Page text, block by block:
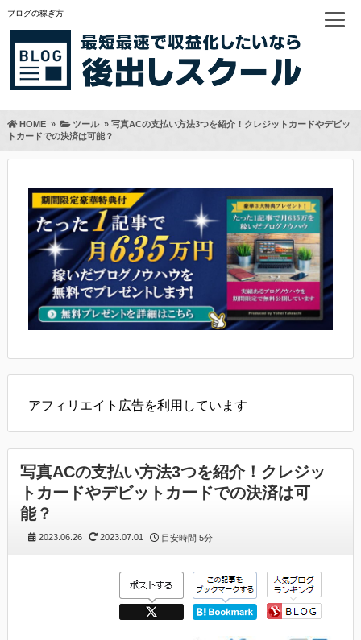
ブログの稼ぎ方
HOME» ツール» 写真ACの支払い方法3つを紹介！クレジットカードやデビッ
トカードでの決済は可能？
アフィリエイト広告を利用しています
写真ACの支払い方法3つを紹介！クレジッ
トカードやデビットカードでの決済は可
能？
2023.06.26 2023.07.01 目安時間 5分